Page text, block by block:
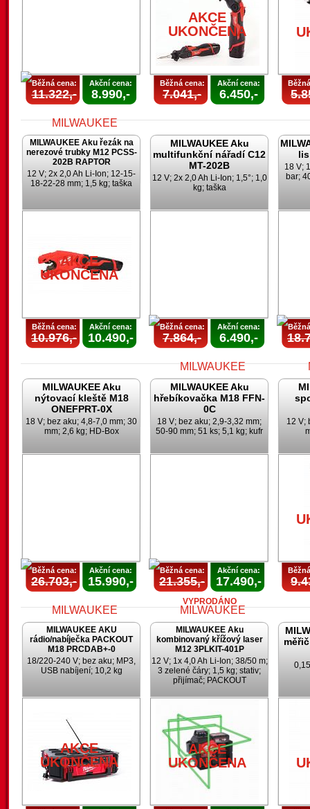
Běžná cena:
11.322,-
Akční cena:
8.990,-
AKCE
UKONČENA
Běžná cena:
7.041,-
Akční cena:
6.450,-
MILWAUKEE Aku řezák na
nerezové trubky M12 PCSS-
202B RAPTOR
12 V; 2x 2,0 Ah Li-Ion; 12-15-
18-22-28 mm; 1,5 kg; taška
AKCE
UKONČENA
Běžná cena:
10.976,-
Akční cena:
10.490,-
MILWAUKEE Aku
multifunkční nářadí C12
MT-202B
12 V; 2x 2,0 Ah Li-Ion; 1,5°; 1,0
kg; taška
Běžná cena:
7.864,-
Akční cena:
6.490,-
18 V;
bar;
MILWAUKEE Aku
nýtovací kleště M18
ONEFPRT-0X
18 V; bez aku; 4,8-7,0 mm; 30
mm; 2,6 kg; HD-Box
UKONČENA
Běžná cena:
26.703,-
Akční cena:
15.990,-
MILWAUKEE Aku
hřebíkovačka M18 FFN-
0C
18 V; bez aku; 2,9-3,32 mm;
50-90 mm; 51 ks; 5,1 kg; kufr
AKCE
UKONČENA
Běžná cena:
21.355,-
Akční cena:
17.490,-
VYPRODÁNO
12 V;
MILWAUKEE AKU
rádio/nabíječka PACKOUT
M18 PRCDAB+-0
18/220-240 V; bez aku; MP3,
USB nabíjení; 10,2 kg
AKCE
UKONČENA
MILWAUKEE Aku
kombinovaný křížový laser
M12 3PLKIT-401P
12 V; 1x 4,0 Ah Li-Ion; 38/50 m;
3 zelené čáry; 1,5 kg; stativ;
přijímač; PACKOUT
AKCE
UKONČENA